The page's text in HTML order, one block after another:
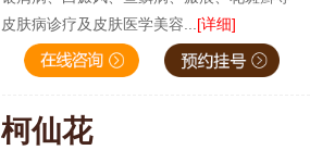
皮肤病诊疗及皮肤医学美容... [详细]
柯仙花